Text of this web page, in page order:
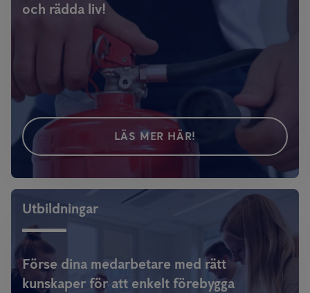
och rädda liv!
LÄS MER HÄR!
Utbildningar
Förse dina medarbetare med rätt
kunskaper för att enkelt förebygga